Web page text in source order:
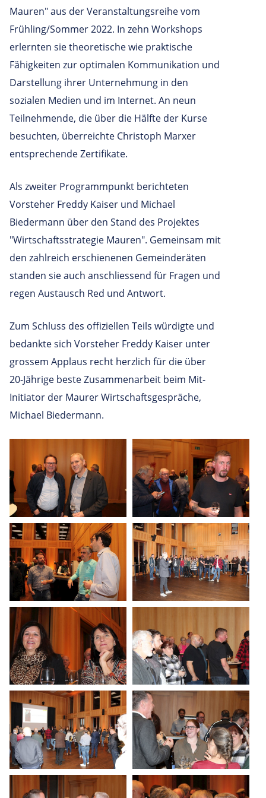
Mauren" aus der Veranstaltungsreihe vom
Frühling/Sommer 2022. In zehn Workshops
erlernten sie theoretische wie praktische
Fähigkeiten zur optimalen Kommunikation und
Darstellung ihrer Unternehmung in den
sozialen Medien und im Internet. An neun
Teilnehmende, die über die Hälfte der Kurse
besuchten, überreichte Christoph Marxer
entsprechende Zertifikate.
Als zweiter Programmpunkt berichteten
Vorsteher Freddy Kaiser und Michael
Biedermann über den Stand des Projektes
"Wirtschaftsstrategie Mauren". Gemeinsam mit
den zahlreich erschienenen Gemeinderäten
standen sie auch anschliessend für Fragen und
regen Austausch Red und Antwort.
Zum Schluss des offiziellen Teils würdigte und
bedankte sich Vorsteher Freddy Kaiser unter
grossem Applaus recht herzlich für die über
20-Jährige beste Zusammenarbeit beim Mit-
Initiator der Maurer Wirtschaftsgespräche,
Michael Biedermann.